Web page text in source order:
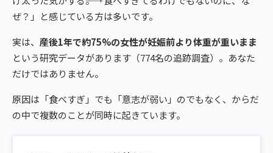
ぜ？」と感じている方は多いです。
実は、 産後1年で約75%の女性が妊娠前より体重が重いまま
という研究データがあります（774名の追跡調査）。あなた
だけではありません。
原因は「食べすぎ」でも「意志が弱い」のでもなく、からだ
の中で複数のことが同時に起きています。